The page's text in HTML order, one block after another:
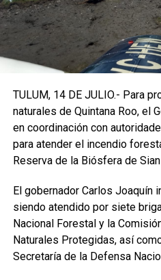
TULUM, 14 DE JULIO.- Para
naturales de Quintana Roo, el
en coordinación con
para atender el incendio
Reserva de la Biósfera de Sian
El gobernador Carlos Joaquín
siendo atendido por siete
Nacional Forestal y la
Naturales Protegidas, así
Secretaría de la Defensa